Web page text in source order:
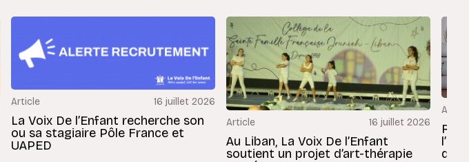
Article 16 juillet 2026
La Voix De l’Enfant recherche son
ou sa stagiaire Pôle France et
UAPED
Article 16 juillet 2026
Au Liban, La Voix De l’Enfant
soutient un projet d’art-thérapie